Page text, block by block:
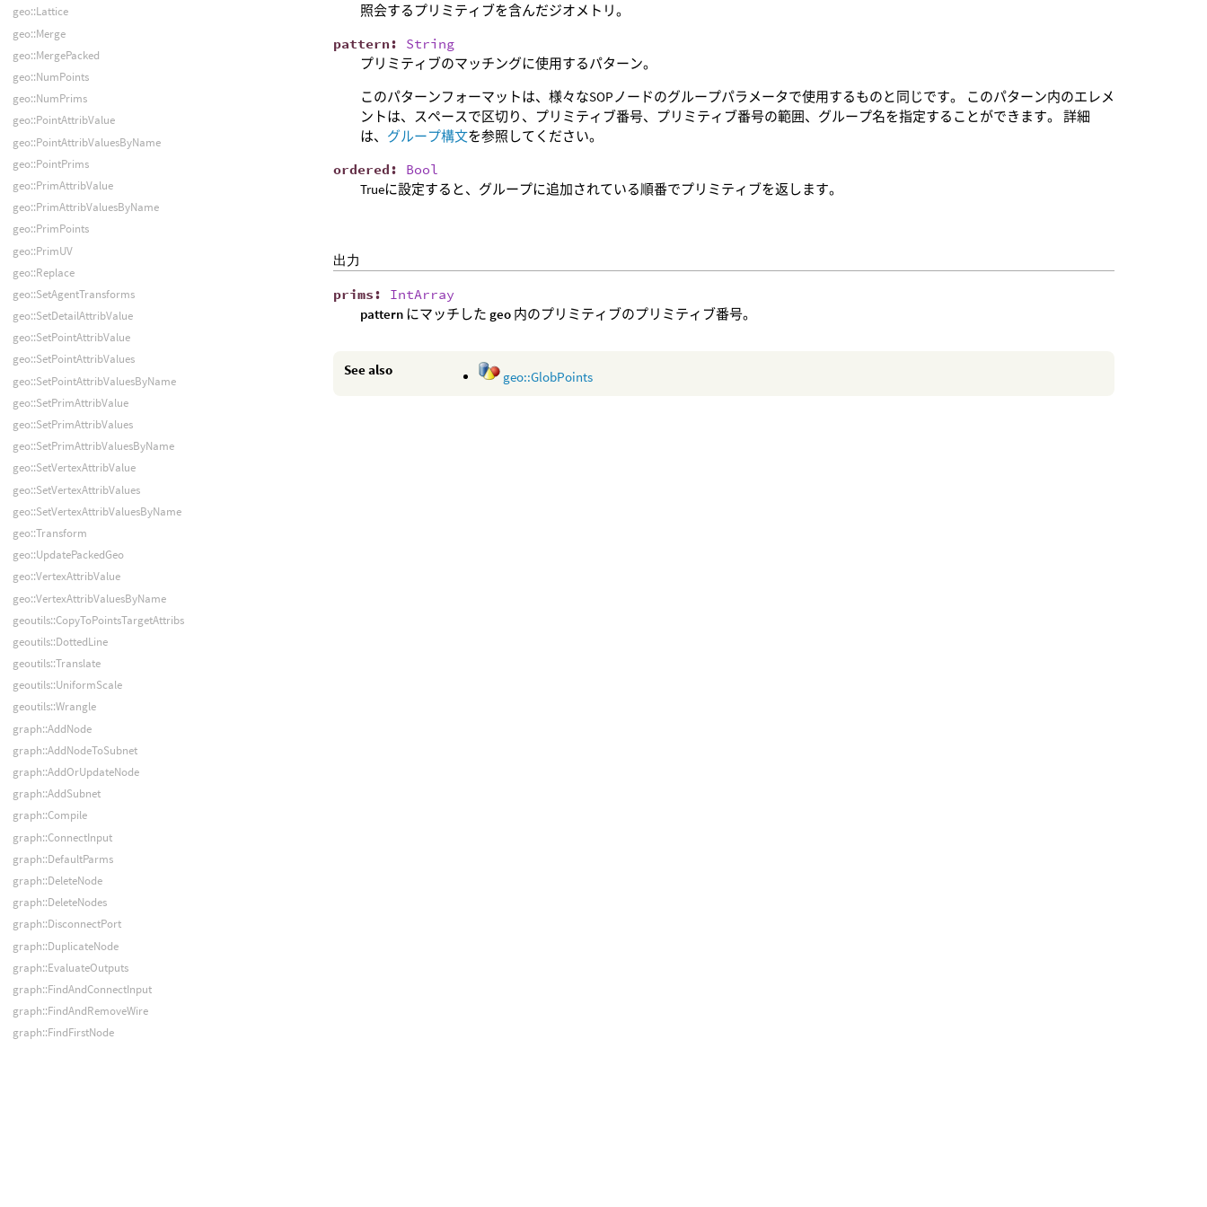
照会するプリミティブを含んだジオメトリ。
pattern: String
プリミティブのマッチングに使用するパターン。
このパターンフォーマットは、様々なSOPノードのグループパラメータで使用するものと同じです。 このパターン内のエレメ
ントは、スペースで区切り、プリミティブ番号、プリミティブ番号の範囲、グループ名を指定することができます。 詳細
は、 グループ構文を参照してください。
ordered: Bool
Trueに設定すると、グループに追加されている順番でプリミティブを返します。
出力
prims: IntArray
pattern にマッチしたgeo 内のプリミティブのプリミティブ番号。
See also geo::GlobPoints
geo::Lattice
geo::Merge
geo::MergePacked
geo::NumPoints
geo::NumPrims
geo::PointAttribValue
geo::PointAttribValuesByName
geo::PointPrims
geo::PrimAttribValue
geo::PrimAttribValuesByName
geo::PrimPoints
geo::PrimUV
geo::Replace
geo::SetAgentTransforms
geo::SetDetailAttribValue
geo::SetPointAttribValue
geo::SetPointAttribValues
geo::SetPointAttribValuesByName
geo::SetPrimAttribValue
geo::SetPrimAttribValues
geo::SetPrimAttribValuesByName
geo::SetVertexAttribValue
geo::SetVertexAttribValues
geo::SetVertexAttribValuesByName
geo::Transform
geo::UpdatePackedGeo
geo::VertexAttribValue
geo::VertexAttribValuesByName
geoutils::CopyToPointsTargetAttribs
geoutils::DottedLine
geoutils::Translate
geoutils::UniformScale
geoutils::Wrangle
graph::AddNode
graph::AddNodeToSubnet
graph::AddOrUpdateNode
graph::AddSubnet
graph::Compile
graph::ConnectInput
graph::DefaultParms
graph::DeleteNode
graph::DeleteNodes
graph::DisconnectPort
graph::DuplicateNode
graph::EvaluateOutputs
graph::FindAndConnectInput
graph::FindAndRemoveWire
graph::FindFirstNode